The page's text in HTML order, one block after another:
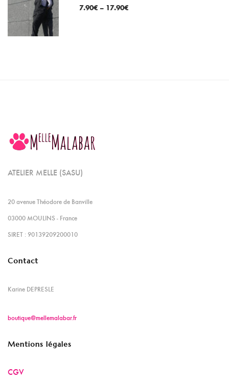
7.90€ – 17.90€
ATELIER MELLE (SASU)
20 avenue Théodore de Banville
03000 MOULINS - France
SIRET : 90139209200010
Contact
Karine DEPRESLE
boutique@mellemalabar.fr
Mentions légales
CGV